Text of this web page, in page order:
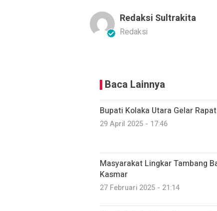
Redaksi Sultrakita
Redaksi
Baca Lainnya
Bupati Kolaka Utara Gelar
29 April 2025 - 17:46
Masyarakat Lingkar Tambang
Kasmar
27 Februari 2025 - 21:14